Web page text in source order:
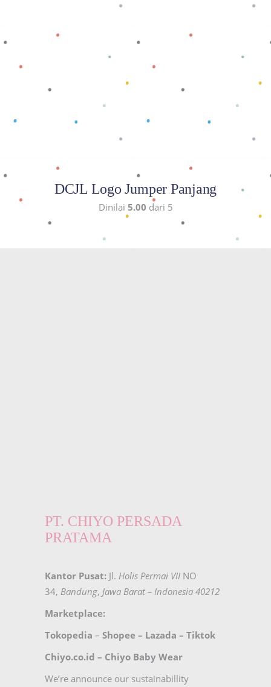
DCJL Logo Jumper Panjang
Dinilai 5.00 dari 5
PT. CHIYO PERSADA
PRATAMA
Kantor Pusat: Jl. Holis Permai VII NO
34, Bandung, Jawa Barat – Indonesia 40212
Marketplace:
Tokopedia – Shopee – Lazada – Tiktok
Chiyo.co.id – Chiyo Baby Wear
We’re announce our sustainabillity